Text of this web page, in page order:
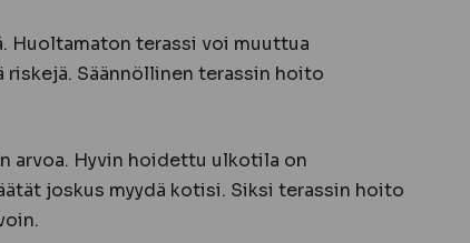
Huoltamaton terassi voi muuttua
Säännöllinen terassin hoito
arvoa. Hyvin hoidettu ulkotila on
joskus myydä kotisi. Siksi terassin hoito